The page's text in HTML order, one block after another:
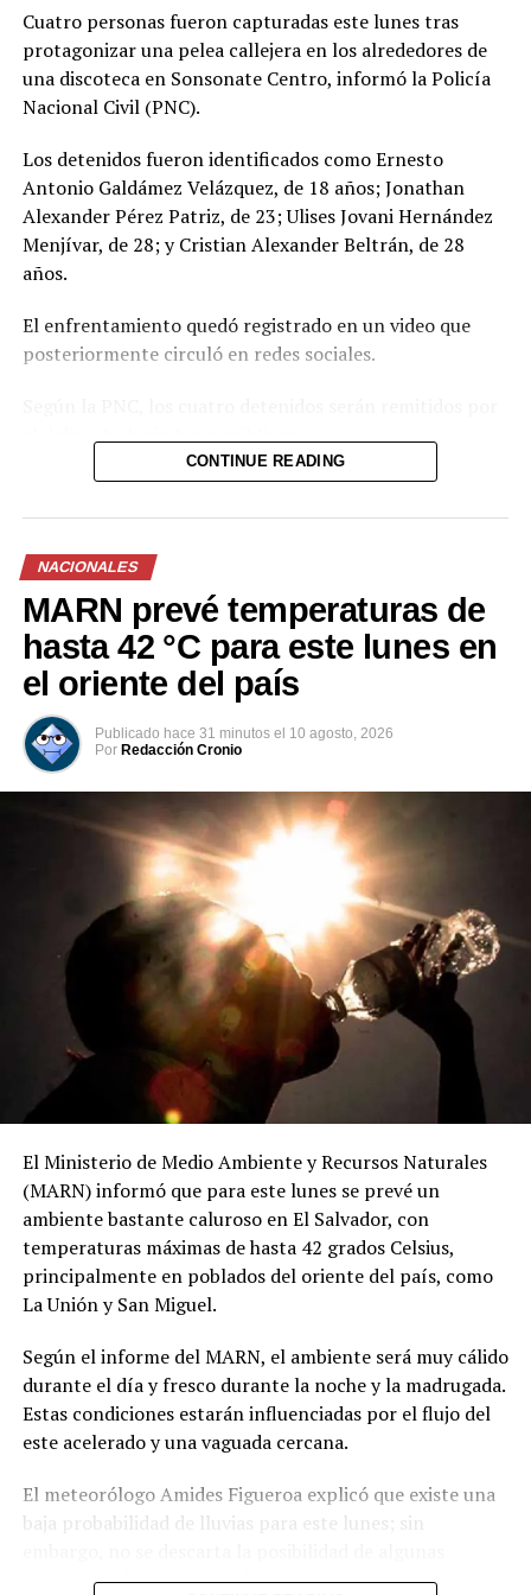
Cuatro personas fueron capturadas este lunes tras
protagonizar una pelea callejera en los alrededores de
una discoteca en Sonsonate Centro, informó la Policía
Nacional Civil (PNC).
Los detenidos fueron identificados como Ernesto
Antonio Galdámez Velázquez, de 18 años; Jonathan
Alexander Pérez Patriz, de 23; Ulises Jovani Hernández
Menjívar, de 28; y Cristian Alexander Beltrán, de 28
años.
El enfrentamiento quedó registrado en un video que
posteriormente circuló en redes sociales.
“Si alterás el orden, responderás ante la justicia”, agregó
la institución en su cuenta de X.
Comparte esto:
Facebook X
Me gusta esto:
CONTINUE READING
NACIONALES
MARN prevé temperaturas de
hasta 42 °C para este lunes en
el oriente del país
Publicado hace 31 minutos el 10 agosto, 2026
Por Redacción Cronio
El Ministerio de Medio Ambiente y Recursos Naturales
(MARN) informó que para este lunes se prevé un
ambiente bastante caluroso en El Salvador, con
temperaturas máximas de hasta 42 grados Celsius,
principalmente en poblados del oriente del país, como
La Unión y San Miguel.
Según el informe del MARN, el ambiente será muy cálido
durante el día y fresco durante la noche y la madrugada.
Estas condiciones estarán influenciadas por el flujo del
este acelerado y una vaguada cercana.
El meteorólogo Amides Figueroa explicó que existe una
baja probabilidad de lluvias para este lunes; sin
tormentas durante la tarde y la noche en zonas de San